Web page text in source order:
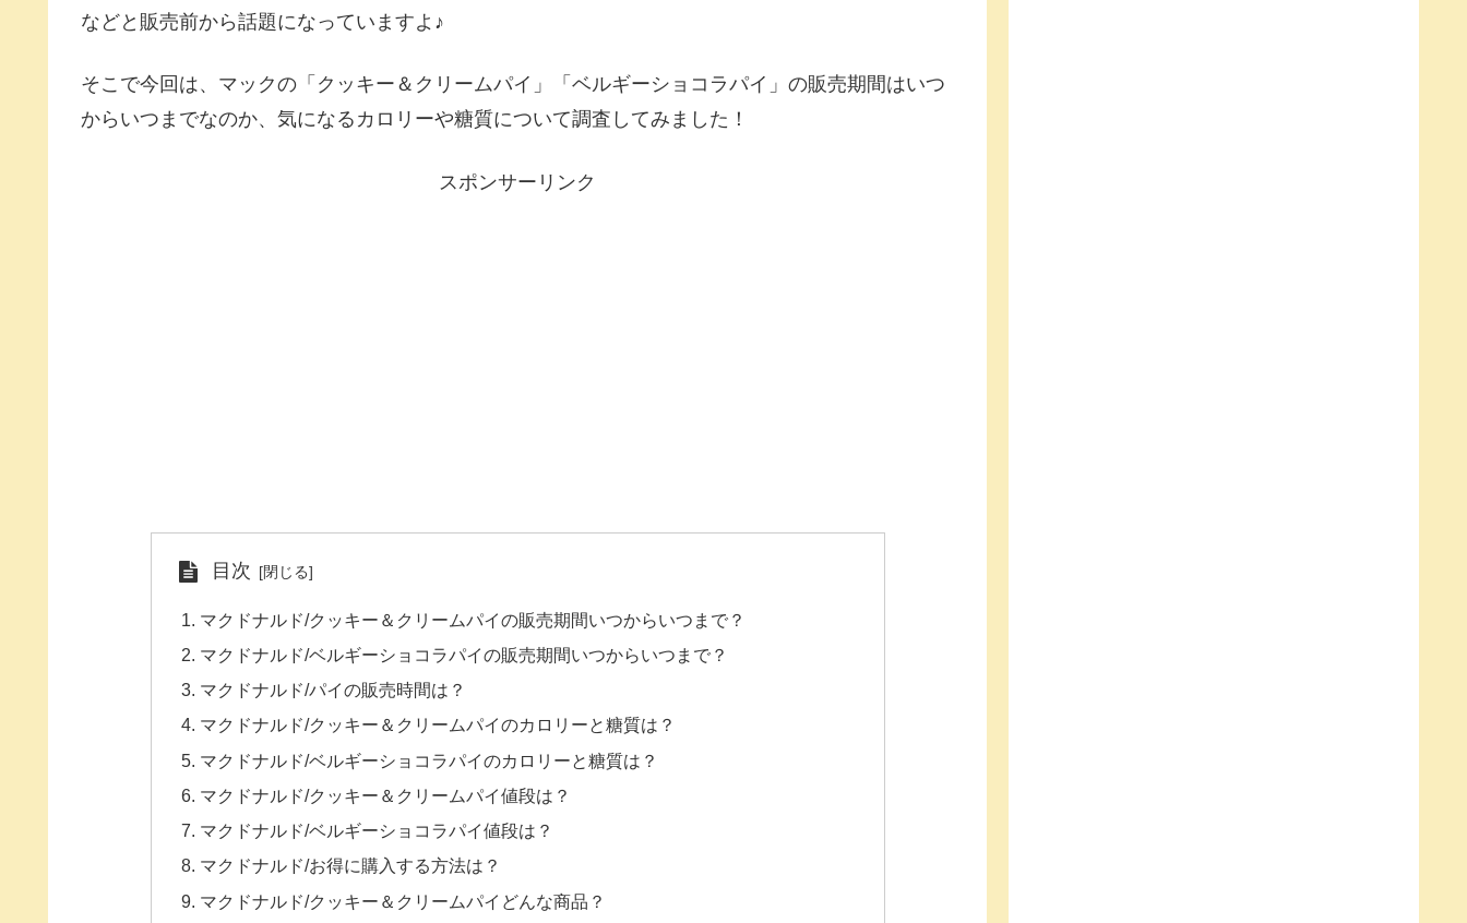
などと販売前から話題になっていますよ♪
そこで今回は、マックの「クッキー＆クリームパイ」「ベルギーショコラパイ」の販売期間はいつ
からいつまでなのか、気になるカロリーや糖質について調査してみました！
スポンサーリンク
目次
マクドナルド/クッキー＆クリームパイの販売期間いつからいつまで？
マクドナルド/ベルギーショコラパイの販売期間いつからいつまで？
マクドナルド/パイの販売時間は？
マクドナルド/クッキー＆クリームパイのカロリーと糖質は？
マクドナルド/ベルギーショコラパイのカロリーと糖質は？
マクドナルド/クッキー＆クリームパイ値段は？
マクドナルド/ベルギーショコラパイ値段は？
マクドナルド/お得に購入する方法は？
マクドナルド/クッキー＆クリームパイどんな商品？